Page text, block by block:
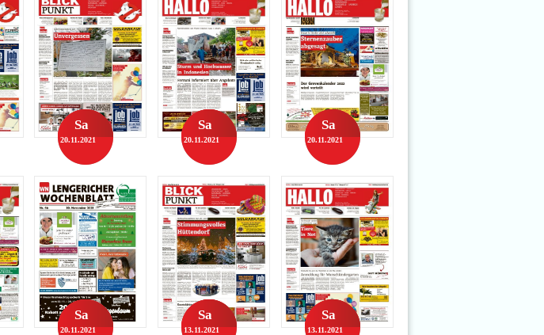
Sa
20.11.2021
Sa
20.11.2021
Sa
20.11.2021
Sa
20.11.2021
Sa
13.11.2021
Sa
13.11.2021